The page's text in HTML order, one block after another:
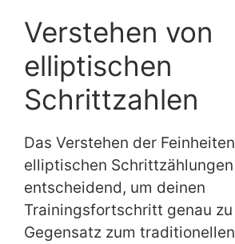
Verstehen von
elliptischen
Schrittzahlen
Das Verstehen der
elliptischen
entscheidend, um deinen
Trainingsfortschritt genau zu
Gegensatz zum